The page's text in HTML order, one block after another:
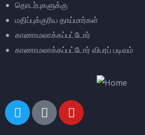
தொடர்புகளுக்கு
மதிப்புக்குரிய தாய்மார்கள்
காணாமலாக்கப்பட்டோர்
காணாமலாக்கப்பட்டோர் விபரப் படிவம்